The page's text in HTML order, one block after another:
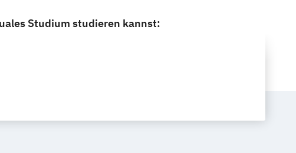
Studium studieren kannst: